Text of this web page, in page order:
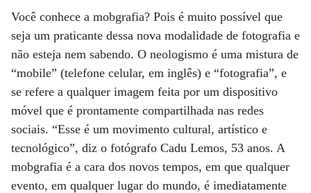
Você conhece a mobgrafia? Pois é muito possível que
seja um praticante dessa nova modalidade de fotografia e
não esteja nem sabendo. O neologismo é uma mistura de
“mobile” (telefone celular, em inglês) e “fotografia”, e
se refere a qualquer imagem feita por um dispositivo
móvel que é prontamente compartilhada nas redes
sociais. “Esse é um movimento cultural, artístico e
tecnológico”, diz o fotógrafo Cadu Lemos, 53 anos. A
mobgrafia é a cara dos novos tempos, em que qualquer
evento, em qualquer lugar do mundo, é imediatamente